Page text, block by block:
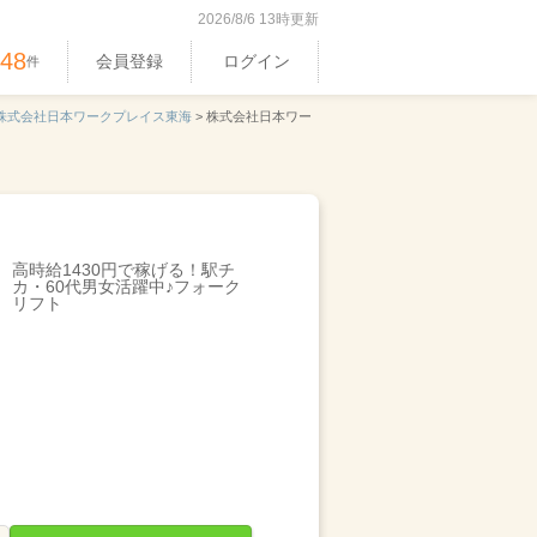
2026/8/6 13時更新
件 会員登録 ログイン
式会社日本ワークプレイス東海 > 株式会社日本ワー
高時給1430円で稼げる！駅チ
カ・60代男女活躍中♪フォーク
リフト